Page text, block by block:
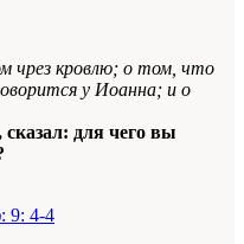
чрез кровлю; о том, что
у Иоанна; и о
для чего вы
9: 4-4